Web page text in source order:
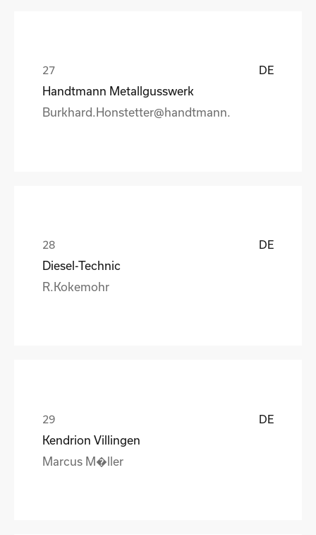
DE
Handtmann Metallgusswerk
Burkhard.Honstetter@handtmann.
DE
Diesel-Technic
R.Kokemohr
DE
Kendrion Villingen
Marcus M�ller